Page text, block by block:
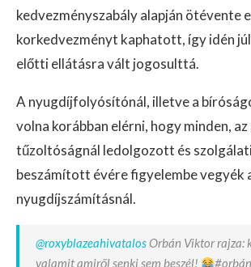
kedvezményszabály alapján ötévente
korkedvezményt kaphatott, így idén
előtti ellátásra vált jogosulttá.
A nyugdíjfolyósítónál, illetve a
volna korábban elérni, hogy minden,
tűzoltóságnál ledolgozott és
beszámított évére figyelembe vegyék
nyugdíjszámításnál.
@roxyblazeahivatalosOrbán Viktor rajza:
valamit amiről senki sem beszél!